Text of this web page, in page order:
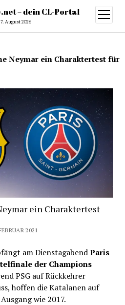
– dein CL-Portal
7. August 2026
Menü
öffnen
Neymar ein Charaktertest für
ein Charaktertest
2021
am DienstagabendParis
der Champions
PSG auf Rückkehrer
hoffen die Katalanen auf
wie 2017.